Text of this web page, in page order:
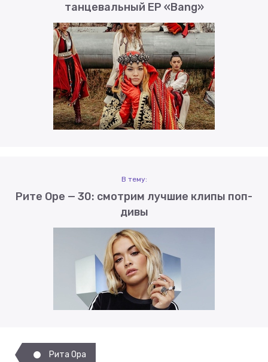
танцевальный ЕР «Bang»
В тему:
Рите Оре — 30: смотрим лучшие клипы поп-
дивы
Рита Ора